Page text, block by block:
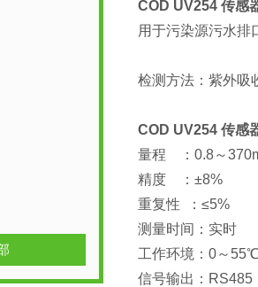
COD UV254 传感
用于污染源污水排
检测方法： 紫外吸
COD UV254 传感
量程 ：0.8～
精度 ：±8%
重复性 ：≤5%
测量时间：实时
工作环境：0～
信号输出：RS485